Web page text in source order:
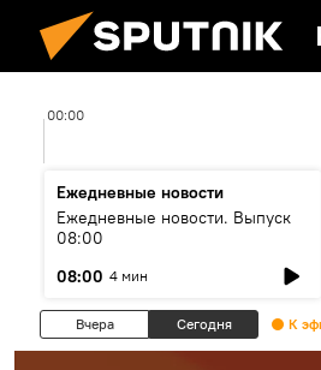
00:00
Ежедневные новости
Ежедневные новости. Выпуск
08:00
08:00 4 мин
Вчера Сегодня К